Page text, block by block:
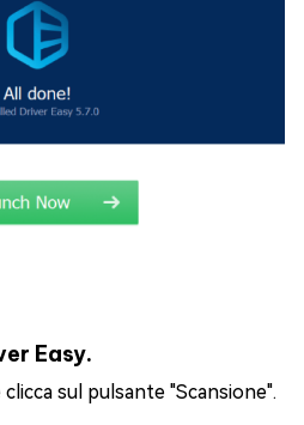
Easy.
sul pulsante "Scansione".